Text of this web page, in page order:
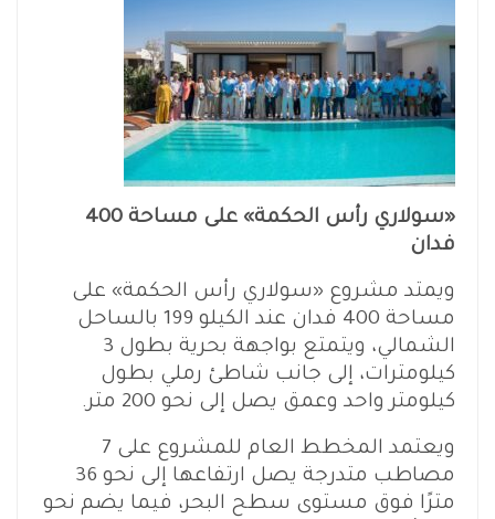
«سولاري رأس الحكمة» على مساحة 400
فدان
ويمتد مشروع «سولاري رأس الحكمة» على
مساحة 400 فدان عند الكيلو 199 بالساحل
الشمالي، ويتمتع بواجهة بحرية بطول 3
كيلومترات، إلى جانب شاطئ رملي بطول
كيلومتر واحد وعمق يصل إلى نحو 200 متر.
ويعتمد المخطط العام للمشروع على 7
مصاطب متدرجة يصل ارتفاعها إلى نحو 36
مترًا فوق مستوى سطح البحر، فيما يضم نحو